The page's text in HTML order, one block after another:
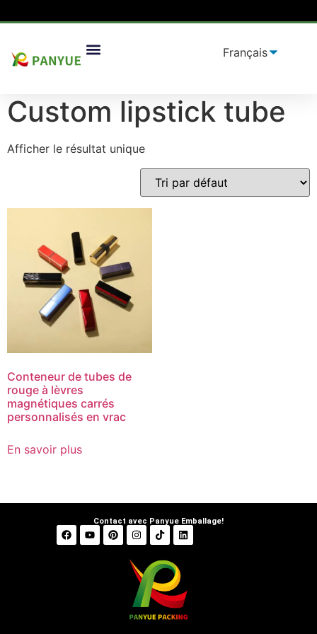
Maison/produit/ Produits identifiés "
Custom lipstick
Custom lipstick tube
Afficher le résultat unique
Conteneur de tubes de
rouge à lèvres
magnétiques carrés
personnalisés en vrac
En savoir plus
Contact avec Panyue Emballage!